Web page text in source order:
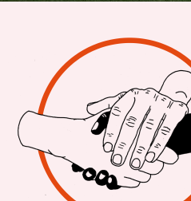
Von
1. Droht
Ende Juni